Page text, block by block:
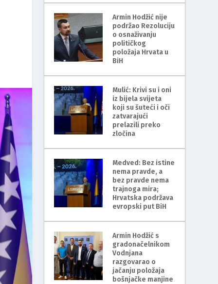
Armin Hodžić nije
podržao Rezoluciju
o osnaživanju
političkog
položaja Hrvata u
BiH
Mulić: Krivi su i oni
iz bijela svijeta
koji su šuteći i oči
zatvarajući
prelazili preko
zločina
Medved: Bez istine
nema pravde, a
bez pravde nema
trajnoga mira;
Hrvatska podržava
evropski put BiH
Armin Hodžić s
gradonačelnikom
Vodnjana
razgovarao o
jačanju položaja
bošnjačke manjine